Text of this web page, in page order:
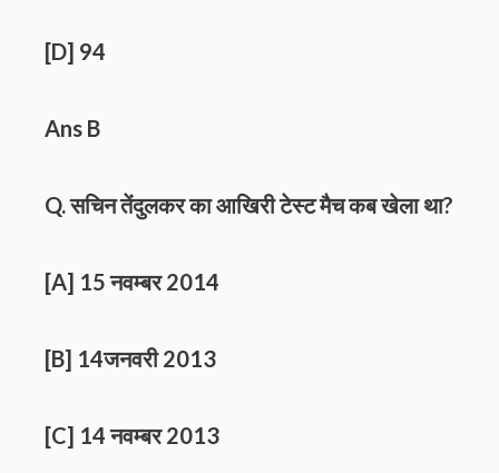
[D] 94
Ans B
Q. सचिन तेंदुलकर का आखिरी टेस्ट मैच कब खेला था?
[A] 15 नवम्बर 2014
[B] 14जनवरी 2013
[C] 14 नवम्बर 2013